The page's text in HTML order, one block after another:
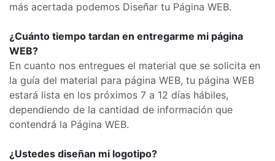
más acertada podemos Diseñar tu Página WEB.
¿Cuánto tiempo tardan en entregarme mi página
WEB?
En cuanto nos entregues el material que se solicita en
la guía del material para página WEB, tu página WEB
estará lista en los próximos 7 a 12 días hábiles,
dependiendo de la cantidad de información que
contendrá la Página WEB.
¿Ustedes diseñan mi logotipo?